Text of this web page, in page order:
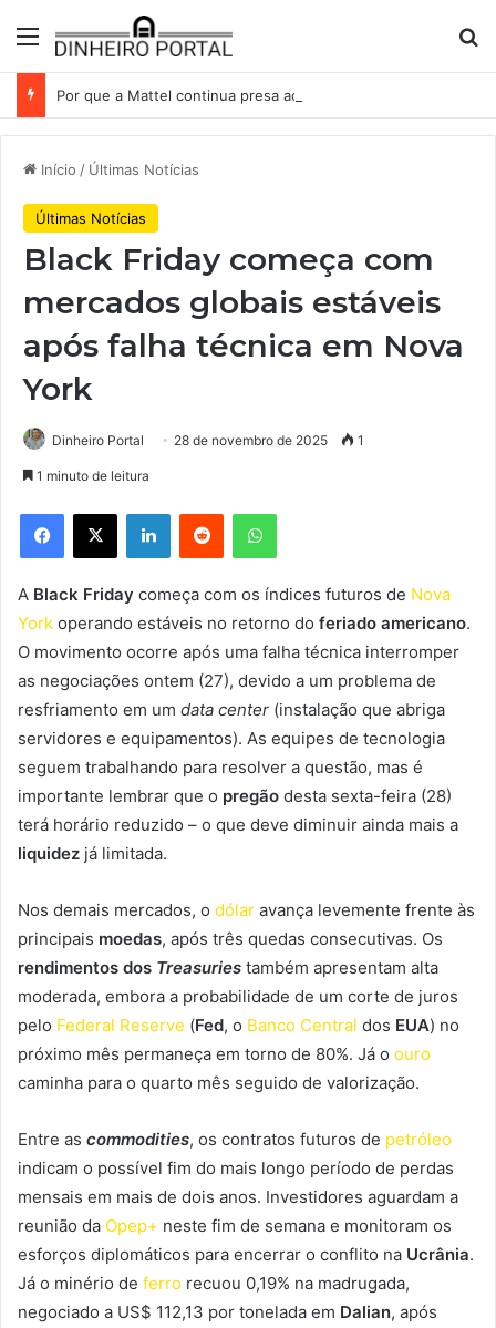
Menu
Início / Últimas Notícias
Últimas Notícias
Black Friday começa com
mercados globais estáveis
após falha técnica em Nova
York
Dinheiro Portal 28 de novembro de 2025 1
1 minuto de leitura
Facebook
X LinkedinReddit WhatsApp
A Black Friday começa com os índices futuros de Nova
York operando estáveis no retorno do feriado americano.
O movimento ocorre após uma falha técnica interromper
as negociações ontem (27), devido a um problema de
resfriamento em um data center (instalação que abriga
servidores e equipamentos). As equipes de tecnologia
seguem trabalhando para resolver a questão, mas é
importante lembrar que o pregão desta sexta-feira (28)
terá horário reduzido – o que deve diminuir ainda mais a
liquidez já limitada.
Nos demais mercados, o dólar avança levemente frente às
principais moedas, após três quedas consecutivas. Os
rendimentos dos Treasuries também apresentam alta
moderada, embora a probabilidade de um corte de juros
pelo Federal Reserve (Fed, o Banco Central dos EUA) no
próximo mês permaneça em torno de 80%. Já o ouro
caminha para o quarto mês seguido de valorização.
Entre as commodities, os contratos futuros de petróleo
indicam o possível fim do mais longo período de perdas
mensais em mais de dois anos. Investidores aguardam a
reunião da Opep+ neste fim de semana e monitoram os
esforços diplomáticos para encerrar o conflito na Ucrânia.
Já o minério de ferro recuou 0,19% na madrugada,
negociado a US$ 112,13 por tonelada em Dalian, após